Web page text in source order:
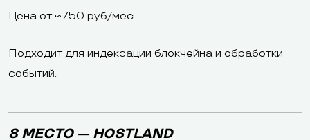
Цена от ~750 руб/мес.
Подходит для индексации блокчейна и обработки
событий.
8 МЕСТО — HOSTLAND